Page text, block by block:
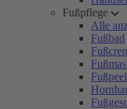
Fußpflege
Alle
Fußbad